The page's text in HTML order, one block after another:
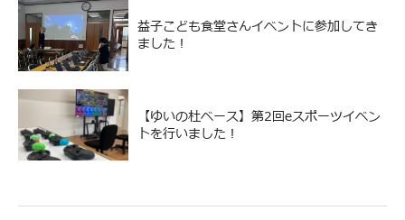
益子こども食堂さんイベントに参加してき
ました！
【ゆいの杜ベース】第2回eスポーツイベン
トを行いました！